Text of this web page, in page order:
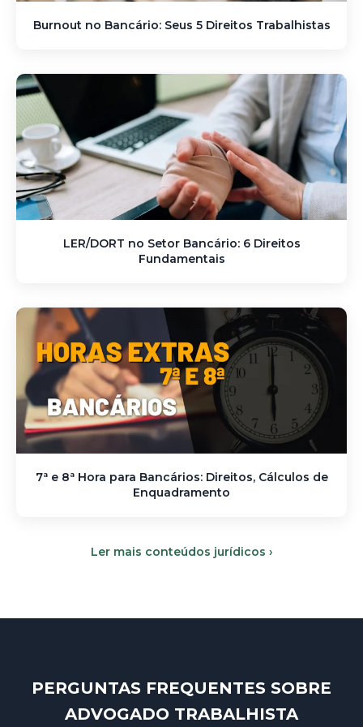
Burnout no Bancário: Seus 5 Direitos Trabalhistas
LER/DORT no Setor Bancário: 6 Direitos
Fundamentais
7ª e 8ª Hora para Bancários: Direitos, Cálculos de
Enquadramento
Ler mais conteúdos jurídicos ›
PERGUNTAS FREQUENTES SOBRE
ADVOGADO TRABALHISTA